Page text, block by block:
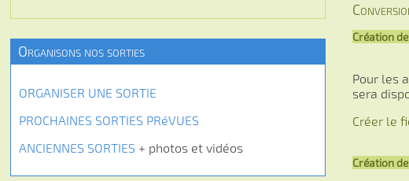
Organisons nos sorties
ORGANISER UNE SORTIE
PROCHAINES SORTIES PRéVUES
ANCIENNES SORTIES + photos et vidéos
Création
Pour les
sera
Créer le
Création